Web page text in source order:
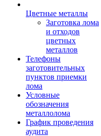
Цветные металлы
Заготовка лома
и отходов
цветных
металлов
Телефоны
заготовительных
пунктов приемки
лома
Условные
обозначения
металлолома
График проведения
аудита